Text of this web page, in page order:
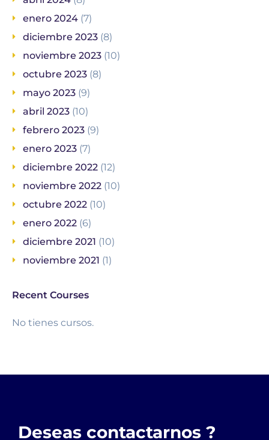
enero 2024 (7)
diciembre 2023 (8)
noviembre 2023 (10)
octubre 2023 (8)
mayo 2023 (9)
abril 2023 (10)
febrero 2023 (9)
enero 2023 (7)
diciembre 2022 (12)
noviembre 2022 (10)
octubre 2022 (10)
enero 2022 (6)
diciembre 2021 (10)
noviembre 2021 (1)
Recent Courses
No tienes cursos.
Deseas contactarnos ?